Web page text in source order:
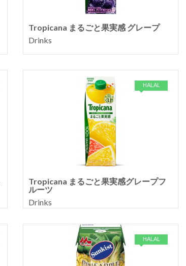
Tropicana まるごと果実感 グレープ
Drinks
HALAL
Tropicana まるごと果実感グレープフ
ルーツ
Drinks
HALAL